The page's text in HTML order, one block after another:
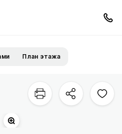
План этажа